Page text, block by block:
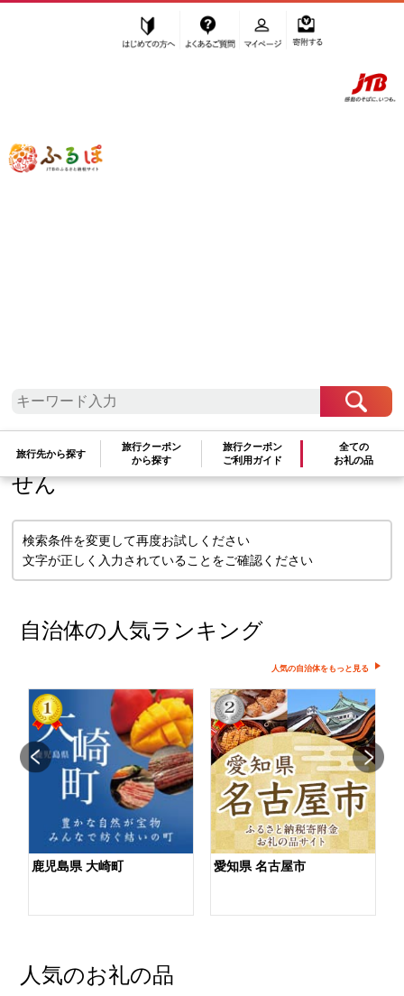
ふるぽ JTBのふるさと納税サイト
旅行先から探す
旅行クーポン
から探す
旅行クーポン
ご利用ガイド
全ての
お礼の品
「ふるさと納税」TOP
検索条件に一致するお礼の品はありま
せん
検索条件を変更して再度お試しください
文字が正しく入力されていることをご確認ください
自治体の人気ランキング
人気の自治体をもっと見る
鹿児島県 大崎町 愛知県 名古屋市
人気のお礼の品